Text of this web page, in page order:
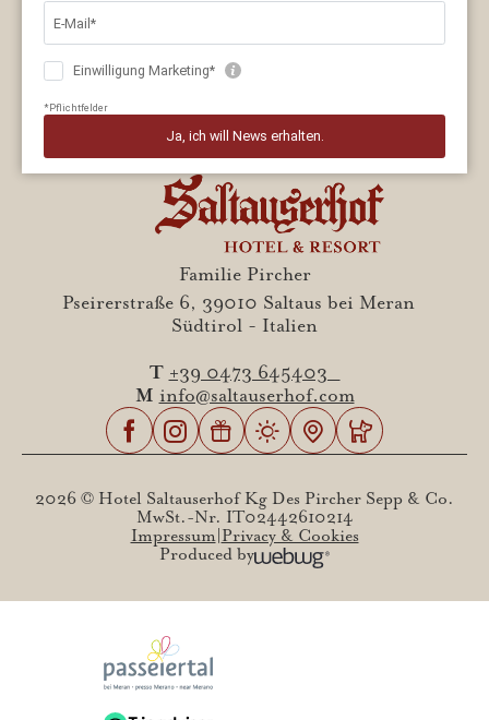
Familie Pircher
Pseirerstraße 6, 39010 Saltaus bei Meran
Südtirol - Italien
T +39 0473 645403
M info@saltauserhof.com
2026 © Hotel Saltauserhof Kg Des Pircher Sepp & Co.
MwSt.-Nr. IT02442610214
Impressum Privacy & Cookies
Produced by